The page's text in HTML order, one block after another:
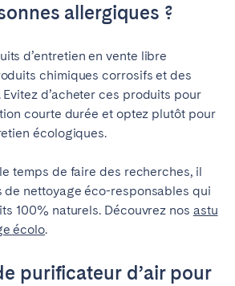
allergiques ?
d’entretien en vente libre
chimiques corrosifs et des
d’acheter ces produits pour
courte durée et optez plutôt pour
écologiques.
le temps de faire des recherches, il
de nettoyage éco-responsables qui
100% naturels. Découvrez nos astu
écolo.
purificateur d’air pour